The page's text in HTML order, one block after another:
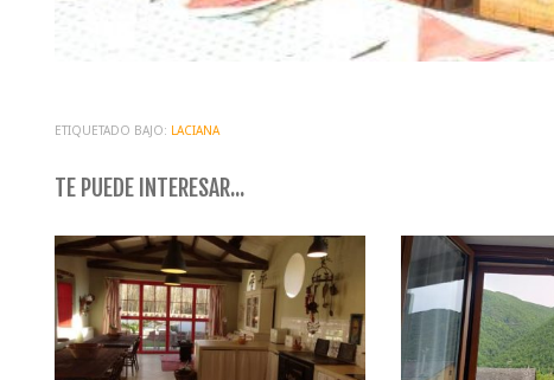
ETIQUETADO BAJO: LACIANA
TE PUEDE INTERESAR...